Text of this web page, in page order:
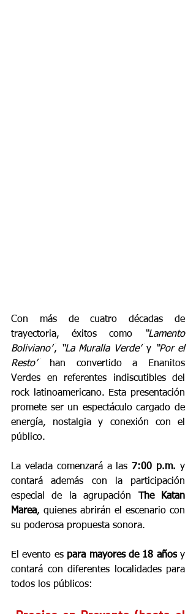
Con más de cuatro décadas de
trayectoria, éxitos como
“Lamento
Boliviano”, “La Muralla Verde” y
“Por el
Resto” han convertido a Enanitos
Verdes en referentes indiscutibles del
rock latinoamericano. Esta presentación
promete ser un espectáculo cargado de
energía, nostalgia y conexión con el
público.
La velada comenzará a las 7:00 p.m. y
contará además con la participación
especial de la agrupación
The Katan
Marea, quienes abrirán el escenario con
su poderosa propuesta sonora.
El evento es para mayores de 18 años y
contará con diferentes localidades para
todos los públicos: